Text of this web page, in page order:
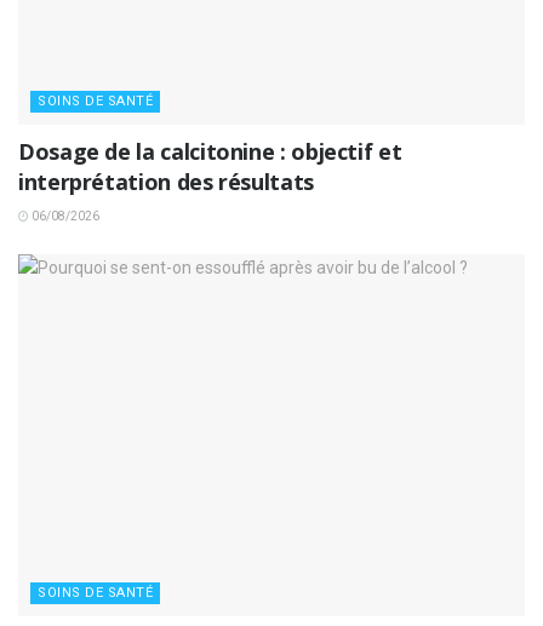
SOINS DE SANTÉ
Dosage de la calcitonine : objectif et
interprétation des résultats
06/08/2026
SOINS DE SANTÉ